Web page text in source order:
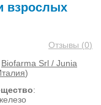
взрослых
Отзывы (0)
Biofarma Srl / Junia
)
: